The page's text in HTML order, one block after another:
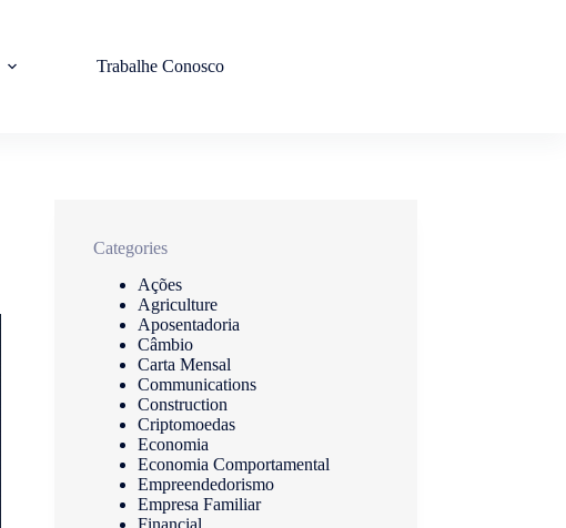
Trabalhe Conosco
Categories
Ações
Agriculture
Aposentadoria
Câmbio
Carta Mensal
Communications
Construction
Criptomoedas
Economia
Economia Comportamental
Empreendedorismo
Empresa Familiar
Financial